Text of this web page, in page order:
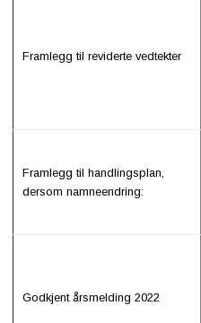
nyheter
Meld
deg
på
Framlegg til reviderte vedtekter
Framlegg til handlingsplan,
dersom namneendring:
Godkjent årsmelding 2022